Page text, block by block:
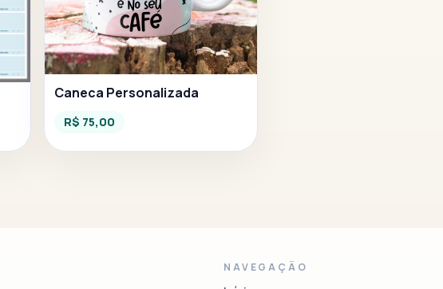
Caneca Personalizada
R$ 75,00
NAVEGAÇÃO